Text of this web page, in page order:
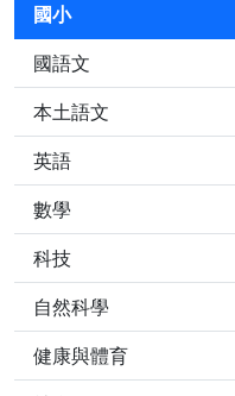
國小
國語文
本土語文
英語
數學
科技
自然科學
健康與體育